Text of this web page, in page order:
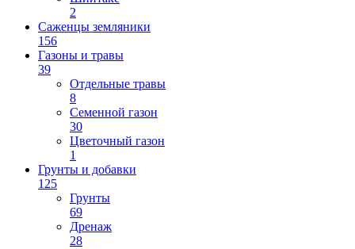
2
Саженцы земляники
156
Газоны и травы
39
Отдельные травы
8
Семенной газон
30
Цветочный газон
1
Грунты и добавки
125
Грунты
69
Дренаж
28